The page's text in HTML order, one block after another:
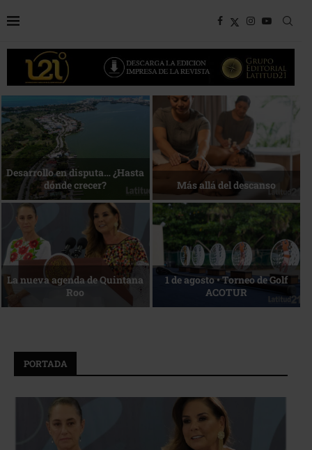
Bottega, un viaje servido a la
mesa
Energía que Impulsa la
competitividad
Reconocimiento de viajeros La esencia del servicio
PORTADA